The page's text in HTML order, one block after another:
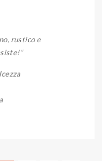
rustico e
!”